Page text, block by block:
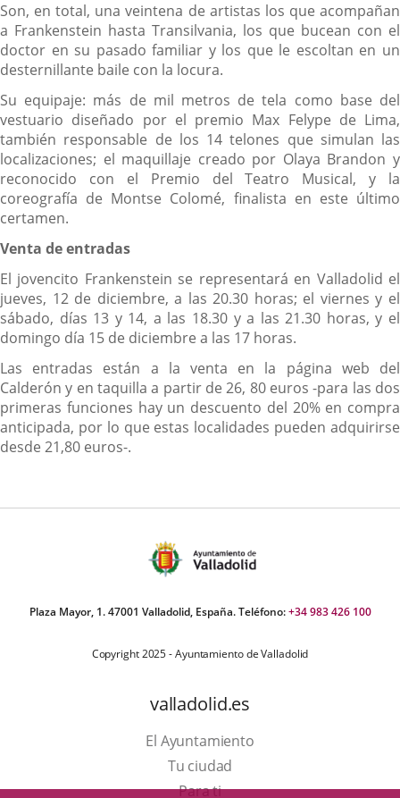
Son, en total, una veintena de artistas los que acompañan
a Frankenstein hasta Transilvania, los que bucean con el
doctor en su pasado familiar y los que le escoltan en un
desternillante baile con la locura.
Su equipaje: más de mil metros de tela como base del
vestuario diseñado por el premio Max Felype de Lima,
también responsable de los 14 telones que simulan las
localizaciones; el maquillaje creado por Olaya Brandon y
reconocido con el Premio del Teatro Musical, y la
coreografía de Montse Colomé, finalista en este último
certamen.
Venta de entradas
El jovencito Frankenstein se representará en Valladolid el
jueves, 12 de diciembre, a las 20.30 horas; el viernes y el
sábado, días 13 y 14, a las 18.30 y a las 21.30 horas, y el
domingo día 15 de diciembre a las 17 horas.
Las entradas están a la venta en la página web del
Calderón y en taquilla a partir de 26, 80 euros -para las dos
primeras funciones hay un descuento del 20% en compra
anticipada, por lo que estas localidades pueden adquirirse
desde 21,80 euros-.
Plaza Mayor, 1. 47001 Valladolid, España. Teléfono:+34 983 426 100
Copyright 2025 - Ayuntamiento de Valladolid
valladolid.es
El Ayuntamiento
Tu ciudad
Para ti